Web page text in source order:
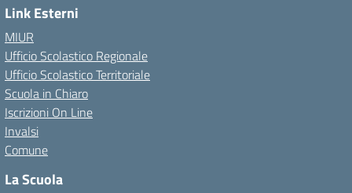
Link Esterni
MIUR
Ufficio Scolastico Regionale
Ufficio Scolastico Territoriale
Scuola in Chiaro
Iscrizioni On Line
Invalsi
Comune
La Scuola